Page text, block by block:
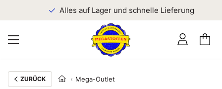
Alles auf Lager und schnelle Lieferung
ZURÜCK Mega-Outlet